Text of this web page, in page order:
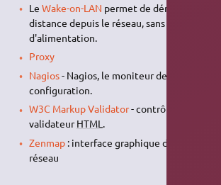
Le Wake-on-LAN permet de démarrer un
distance depuis le réseau, sans appuyer sur
d'alimentation.
Proxy
Nagios- Nagios, le moniteur de supervision
configuration.
W3C Markup Validator- contrôler ses pages
validateurHTML .
Zenmap: interface graphique destinée à la
réseau